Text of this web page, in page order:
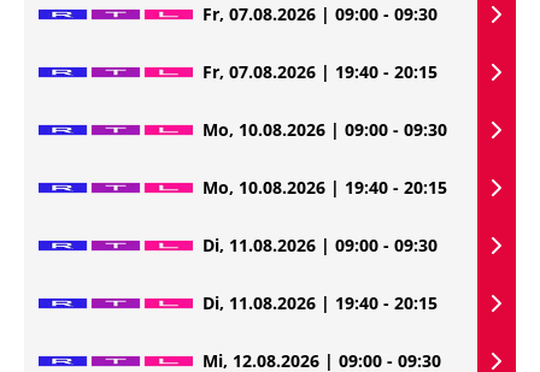
Fr, 07.08.2026 | 09:00 - 09:30
Fr, 07.08.2026 | 19:40 - 20:15
Mo, 10.08.2026 | 09:00 - 09:30
Mo, 10.08.2026 | 19:40 - 20:15
Di, 11.08.2026 | 09:00 - 09:30
Di, 11.08.2026 | 19:40 - 20:15
Mi, 12.08.2026 | 09:00 - 09:30